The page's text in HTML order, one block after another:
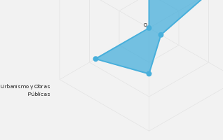
Urbanismo y Obras
Públicas
0